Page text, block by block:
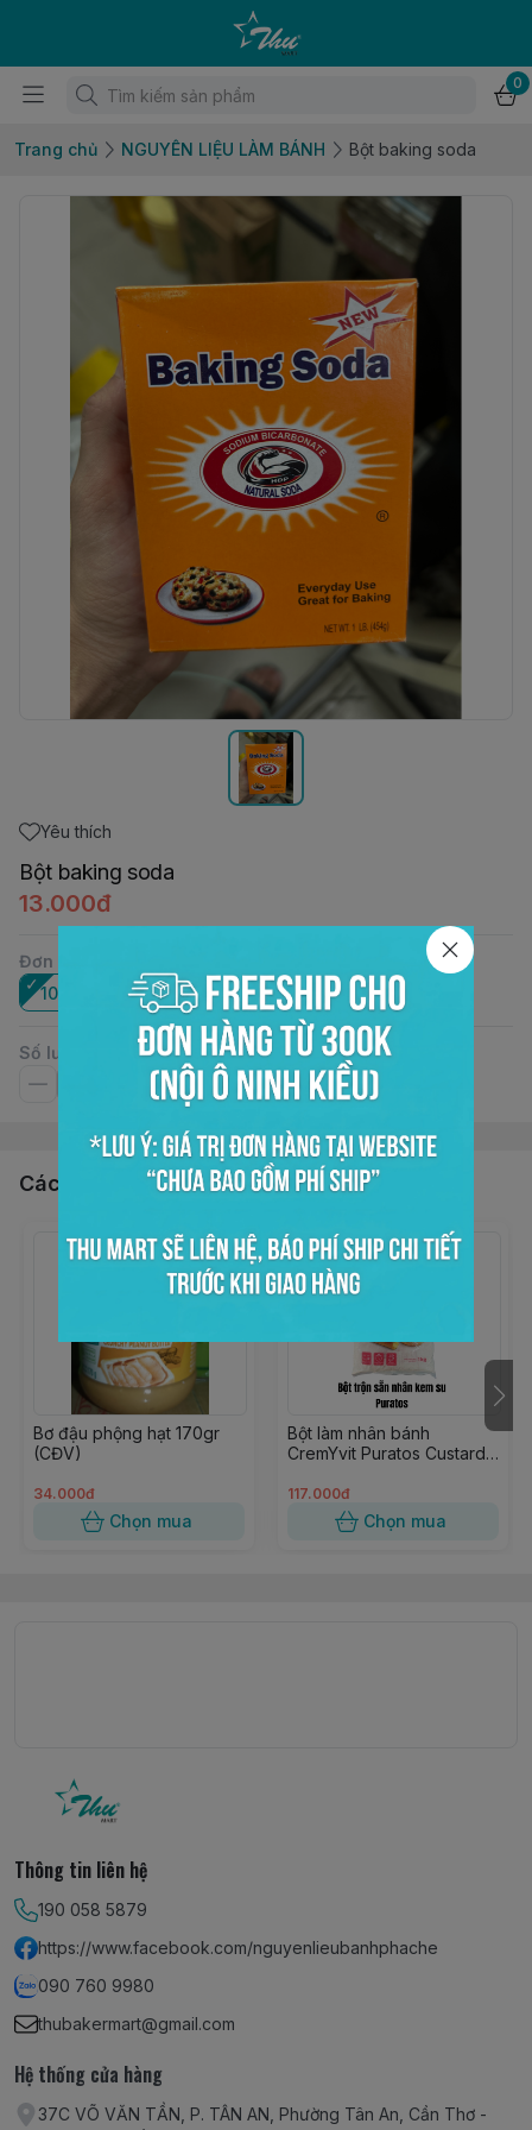
0
Trang chủ NGUYÊN LIỆU LÀM BÁNH Bột baking soda
Yêu thích
Bột baking soda
13.000đ
Đơn vị
100gr
454gr thùng (24 hộp)
Số lượng
Các sản phẩm, dịch vụ khác
Bơ đậu phộng hạt 170gr
(CĐV)
34.000đ
Chọn mua
Bột làm nhân bánh
CremYvit Puratos Custard
117.000đ
Chọn mua
Thông tin liên hệ
190 058 5879
https://www.facebook.com/nguyenlieubanhphache
090 760 9980
thubakermart@gmail.com
Hệ thống cửa hàng
37C VÕ VĂN TẦN, P. TÂN AN, Phường Tân An, Cần Thơ -